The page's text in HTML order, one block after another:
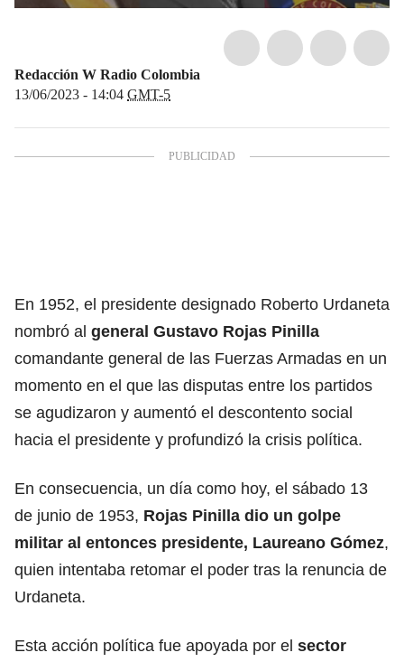
Redacción W Radio Colombia
13/06/2023 - 14:04 GMT-5
En 1952, el presidente designado Roberto Urdaneta
nombró al general Gustavo Rojas Pinilla
comandante general de las Fuerzas Armadas en un
momento en el que las disputas entre los partidos
se agudizaron y aumentó el descontento social
hacia el presidente y profundizó la crisis política.
En consecuencia, un día como hoy, el sábado 13
de junio de 1953, Rojas Pinilla dio un golpe
militar al entonces presidente, Laureano Gómez,
quien intentaba retomar el poder tras la renuncia de
Urdaneta.
Esta acción política fue apoyada por el sector